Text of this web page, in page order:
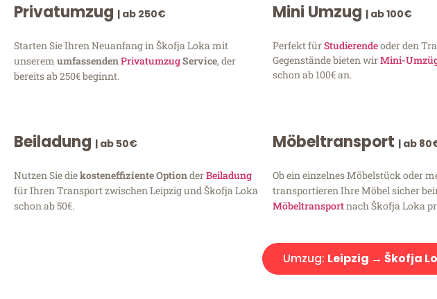
Privatumzug | ab 250€
Starten Sie Ihren Neuanfang in Škofja Loka mit
unserem umfassendenPrivatumzugService, der
bereits ab 250€ beginnt.
Mini Umzug | ab 100€
Perfekt fürStudierendeoder den
Gegenstände bieten wirMini-
schon ab 100€ an.
Beiladung | ab 50€
Nutzen Sie diekosteneffiziente OptionderBeiladung
für Ihren Transport zwischen Leipzig und Škofja Loka
schon ab 50€.
Möbeltransport | ab
Ob ein einzelnes Möbelstück oder
transportieren Ihre Möbel sicher
Möbeltransportnach Škofja Loka
Umzug: Leipzig → Škofja